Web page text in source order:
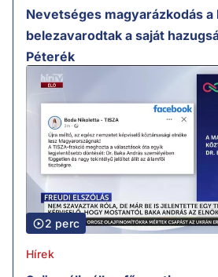
Nevetséges magyarázkodás a
belezavarodtak a saját
Péterék
2 perc
Hírek